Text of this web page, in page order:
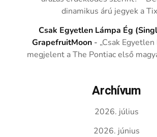
dinamikus árú jegyek a
Csak Egyetlen Lámpa Ég
GrapefruitMoon - „Csak Egyetlen
megjelent a The Pontiac első
Archívum
2026. július
2026. június